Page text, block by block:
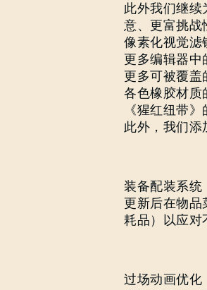
此外我们继续
意、更富挑战
像素化视觉滤
更多编辑器中
更多可被覆盖
各色橡胶材质
《猩红纽带》
此外，我们添
装备配装系统
更新后在物品
耗品）以应对
过场动画优化